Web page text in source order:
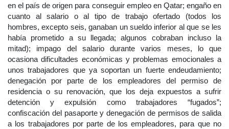
en el país de origen para conseguir empleo en Qatar; engaño en
cuanto al salario o al tipo de trabajo ofertado (todos los
hombres, excepto seis, ganaban un sueldo inferior al que se les
había prometido a su llegada; algunos cobraban incluso la
mitad); impago del salario durante varios meses, lo que
ocasiona dificultades económicas y problemas emocionales a
unos trabajadores que ya soportan un fuerte endeudamiento;
denegación por parte de los empleadores del permiso de
residencia o su renovación, que los deja expuestos a sufrir
detención y expulsión como trabajadores “fugados”;
confiscación del pasaporte y denegación de permisos de salida
a los trabajadores por parte de los empleadores, para que no